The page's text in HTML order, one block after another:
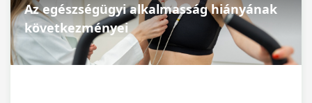
Az egészségügyi alkalmasság hiányának
következményei